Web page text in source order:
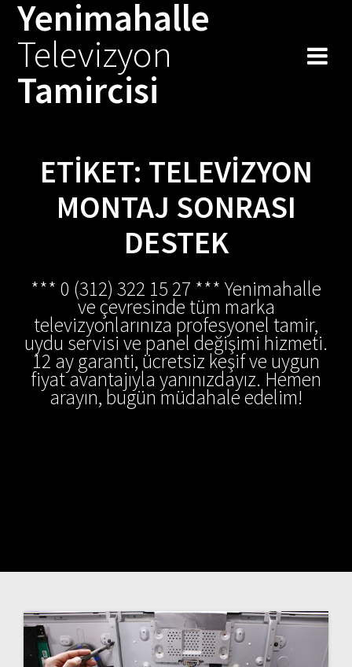
Skip
to
Yenimahalle
Televizyon
Tamircisi
ETIKET: TELEVIZYON
MONTAJ SONRASI
DESTEK
*** 0 (312) 322 15 27 *** Yenimahalle
ve çevresinde tüm marka
televizyonlarınıza profesyonel tamir,
uydu servisi ve panel değişimi hizmeti.
12 ay garanti, ücretsiz keşif ve uygun
fiyat avantajıyla yanınızdayız. Hemen
arayın, bugün müdahale edelim!